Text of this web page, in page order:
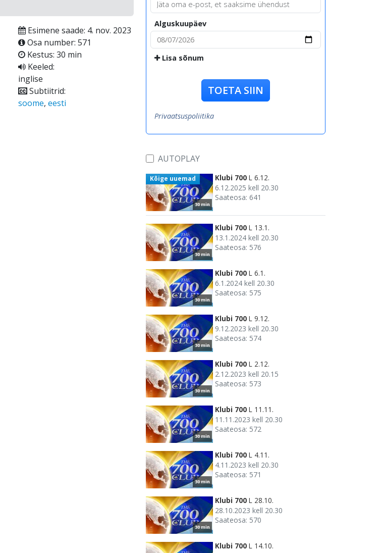
Esimene saade: 4. nov. 2023
Osa number: 571
Kestus: 30 min
Keeled:
inglise
Subtiitrid:
soome, eesti
Alguskuupäev
Lisa sõnum
TOETA SIIN
Privaatsuspoliitika
AUTOPLAY
30 min
Kõige uuemad Klubi 700 L 6.12.
6.12.2025 kell 20.30
Saateosa: 641
30 min
Klubi 700 L 13.1.
13.1.2024 kell 20.30
Saateosa: 576
30 min
Klubi 700 L 6.1.
6.1.2024 kell 20.30
Saateosa: 575
30 min
Klubi 700 L 9.12.
9.12.2023 kell 20.30
Saateosa: 574
30 min
Klubi 700 L 2.12.
2.12.2023 kell 20.15
Saateosa: 573
30 min
Klubi 700 L 11.11.
11.11.2023 kell 20.30
Saateosa: 572
30 min
Klubi 700 L 4.11.
4.11.2023 kell 20.30
Saateosa: 571
30 min
Klubi 700 L 28.10.
28.10.2023 kell 20.30
Saateosa: 570
Klubi 700 L 14.10.